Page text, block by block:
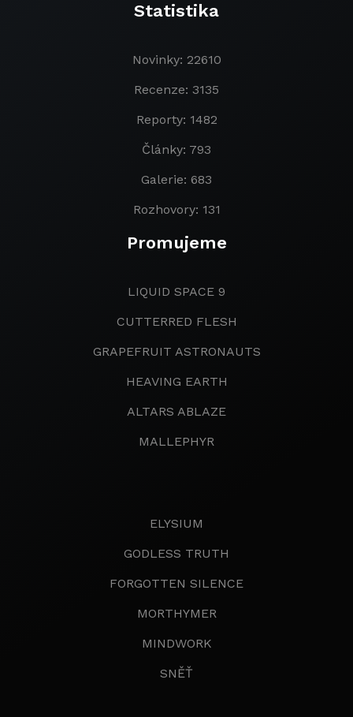
Statistika
Novinky: 22610
Recenze: 3135
Reporty: 1482
Články: 793
Galerie: 683
Rozhovory: 131
Promujeme
LIQUID SPACE 9
CUTTERRED FLESH
GRAPEFRUIT ASTRONAUTS
HEAVING EARTH
ALTARS ABLAZE
MALLEPHYR
ELYSIUM
GODLESS TRUTH
FORGOTTEN SILENCE
MORTHYMER
MINDWORK
SNĚŤ